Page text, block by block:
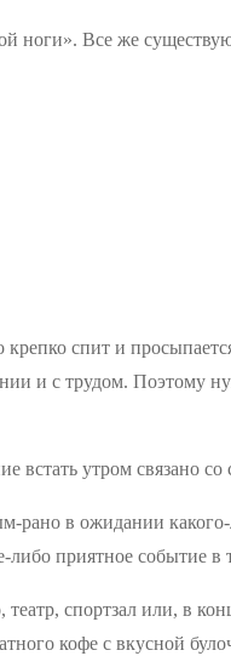
ноги». Все же
спит и
и с трудом. Поэтому
утром связано со
рано в ожидании
либо приятное событие
спортзал или, в
кофе с вкусной